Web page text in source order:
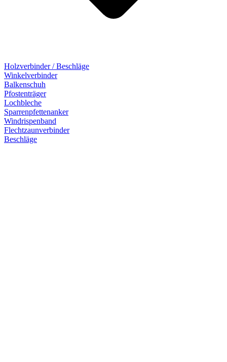
Holzverbinder / Beschläge
Winkelverbinder
Balkenschuh
Pfostenträger
Lochbleche
Sparrenpfettenanker
Windrispenband
Flechtzaunverbinder
Beschläge